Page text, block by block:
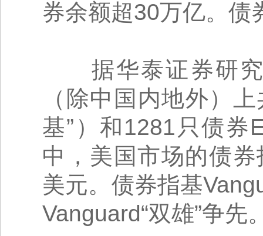
券余额超30万亿。债
据华泰证券研究
（除中国内地外）
基”）和1281只债券
中，美国市场的债
美元。债券指基
Vanguard“双雄”争先